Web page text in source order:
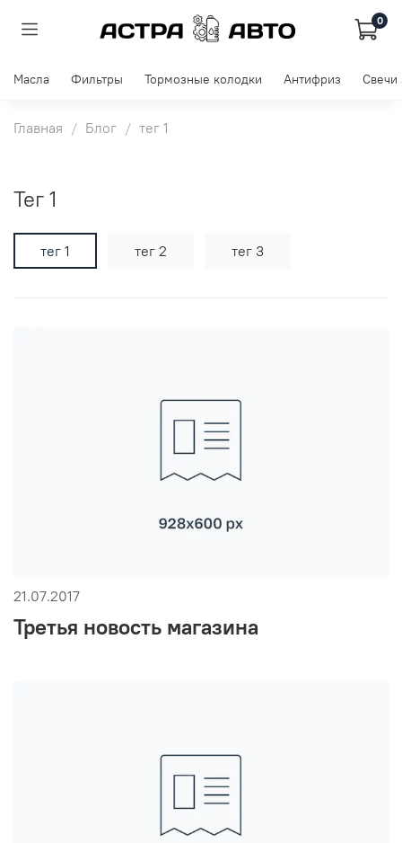
0
Масла Фильтры Тормозные колодки Антифриз Свечи
Главная Блог тег 1
тег 1
тег 1 тег 2 тег 3
21.07.2017
Третья новость магазина